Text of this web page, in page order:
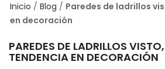
Inicio / Blog / Paredes de ladrillos
en decoración
PAREDES DE LADRILLOS
TENDENCIA EN DECORACIÓN